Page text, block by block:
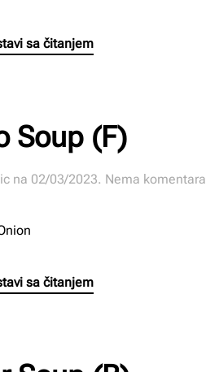
sa čitanjem
Soup (F)
na 02/03/2023. Nema komentarana
sa čitanjem